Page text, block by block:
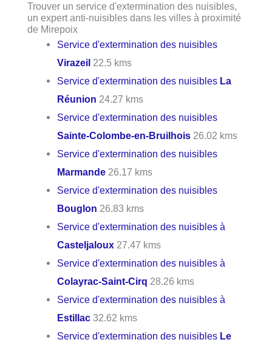
Trouver un service d'extermination des nuisibles,
un expert anti-nuisibles dans les villes à proximité
de Mirepoix
Service d'extermination des nuisibles
Virazeil 22.5 kms
Service d'extermination des nuisibles La
Réunion 24.27 kms
Service d'extermination des nuisibles
Sainte-Colombe-en-Bruilhois 26.02 kms
Service d'extermination des nuisibles
Marmande 26.17 kms
Service d'extermination des nuisibles
Bouglon 26.83 kms
Service d'extermination des nuisibles à
Casteljaloux 27.47 kms
Service d'extermination des nuisibles à
Colayrac-Saint-Cirq 28.26 kms
Service d'extermination des nuisibles à
Estillac 32.62 kms
Service d'extermination des nuisibles Le